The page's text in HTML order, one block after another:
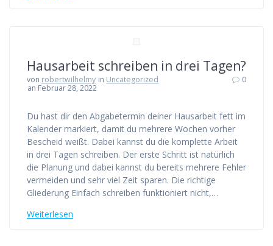
Hausarbeit schreiben in drei Tagen?
von robertwilhelmy in Uncategorized
an Februar 28, 2022
0
Du hast dir den Abgabetermin deiner Hausarbeit fett im
Kalender markiert, damit du mehrere Wochen vorher
Bescheid weißt. Dabei kannst du die komplette Arbeit
in drei Tagen schreiben. Der erste Schritt ist natürlich
die Planung und dabei kannst du bereits mehrere Fehler
vermeiden und sehr viel Zeit sparen. Die richtige
Gliederung Einfach schreiben funktioniert nicht,…
Weiterlesen